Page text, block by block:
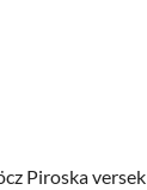
Piroska versek